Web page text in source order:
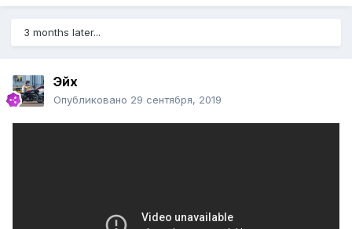
3 months later...
Эйх
Опубликовано 29 сентября, 2019